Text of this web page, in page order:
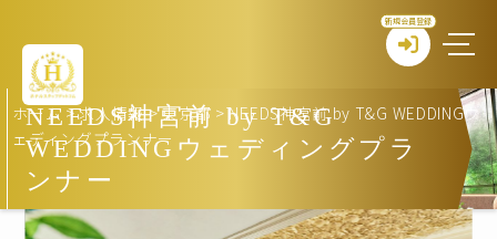
新規会員登録
NEEDS神宮前 by T&G
WEDDINGウェディングプラ
ンナー
ホーム >求人情報>東京都 >NEEDS神宮前 by T&G WEDDINGウ
ェディングプランナー